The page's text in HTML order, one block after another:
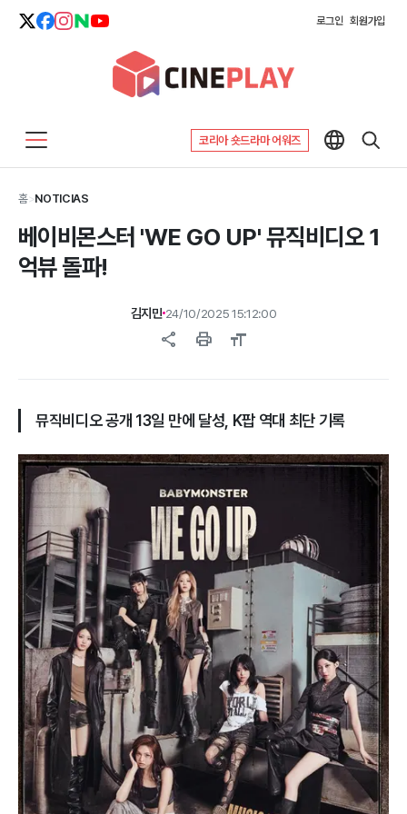
로그인 회원가입
코리아 숏드라마 어워즈
홈>NOTICIAS
베이비몬스터 'WE GO UP' 뮤직비디오 1
억뷰 돌파!
김지민 24/10/2025 15:12:00
share print format_size
뮤직비디오 공개 13일 만에 달성, K팝 역대 최단 기록